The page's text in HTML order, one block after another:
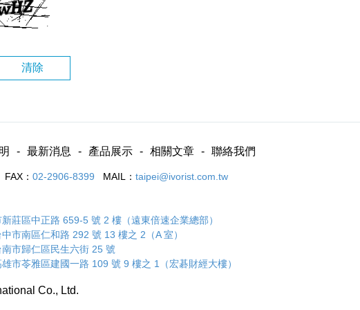
最新消息 產品展示 相關文章 聯絡我們
FAX： 02-2906-8399 MAIL： taipei@ivorist.com.tw
莊區中正路 659-5 號 2 樓（遠東倍速企業總部）
市南區仁和路 292 號 13 樓之 2（A 室）
市歸仁區民生六街 25 號
市苓雅區建國一路 109 號 9 樓之 1（宏碁財經大樓）
Co., Ltd.